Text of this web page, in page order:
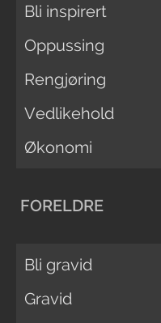
Bli inspirert
Oppussing
Rengjøring
Vedlikehold
Økonomi
FORELDRE
Bli gravid
Gravid